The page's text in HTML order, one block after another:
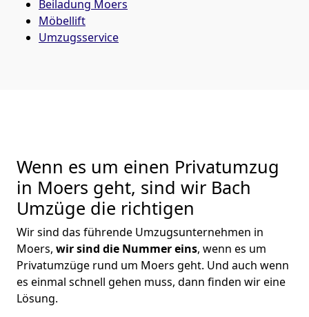
Beiladung Moers
Möbellift
Umzugsservice
Wenn es um einen Privatumzug
in Moers geht, sind wir Bach
Umzüge die richtigen
Wir sind das führende Umzugsunternehmen in
Moers, wir sind die Nummer eins, wenn es um
Privatumzüge rund um Moers geht. Und auch wenn
es einmal schnell gehen muss, dann finden wir eine
Lösung.